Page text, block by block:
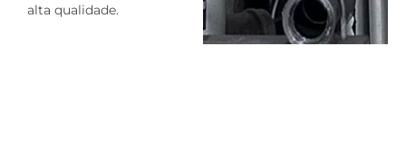
alta qualidade.